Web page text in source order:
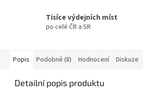
Tisíce výdejních míst
po celé ČR a SR
Popis Podobné (8) Hodnocení Diskuze
Detailní popis produktu